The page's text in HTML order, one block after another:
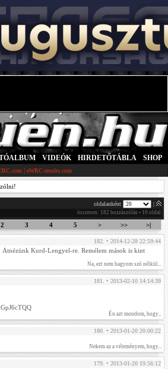
VIDEÓK HIRDETŐTÁBLA SHOP
| eWRC-results.com
oldalanként |
összesen: 182 hozzászólás • 10 oldal
2 3 4 5 > >> >|
182. • 2014-12-28 22:59:44
Kurd-Lengyel-re. Remélem mások is kint
Na, ezt nem hagyom szó nélkül...
181. • 2013-02-10 14:14:39
Én azt mondom, hogy...
180. • 2013-01-20 20:00:22
Nekem az a véleményem, hogy...
179. • 2013-01-20 19:56:12